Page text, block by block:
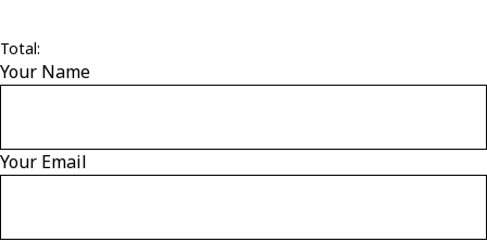
Total:
Your Name
Your Email